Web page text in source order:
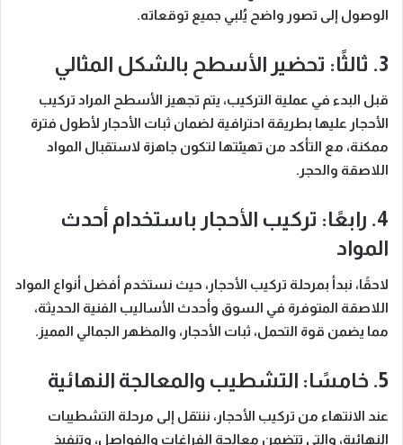
الوصول إلى تصور واضح يُلبي جميع توقعاته.
3. ثالثًا: تحضير الأسطح بالشكل المثالي
قبل البدء في عملية التركيب، يتم تجهيز الأسطح المراد تركيب
الأحجار عليها بطريقة احترافية لضمان ثبات الأحجار لأطول فترة
ممكنة، مع التأكد من تهيئتها لتكون جاهزة لاستقبال المواد
اللاصقة والحجر.
4. رابعًا: تركيب الأحجار باستخدام أحدث
المواد
لاحقًا، نبدأ بمرحلة تركيب الأحجار، حيث نستخدم أفضل أنواع المواد
اللاصقة المتوفرة في السوق وأحدث الأساليب الفنية الحديثة،
مما يضمن قوة التحمل، ثبات الأحجار، والمظهر الجمالي المميز.
5. خامسًا: التشطيب والمعالجة النهائية
عند الانتهاء من تركيب الأحجار، ننتقل إلى مرحلة التشطيبات
النهائية، والتي تتضمن معالجة الفراغات والفواصل، وتنفيذ